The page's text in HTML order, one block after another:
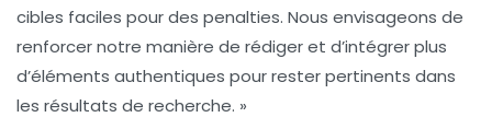
cibles faciles pour des penalties. Nous envisageons de
renforcer notre manière de rédiger et d’intégrer plus
d’éléments authentiques pour rester pertinents dans
les résultats de recherche. »